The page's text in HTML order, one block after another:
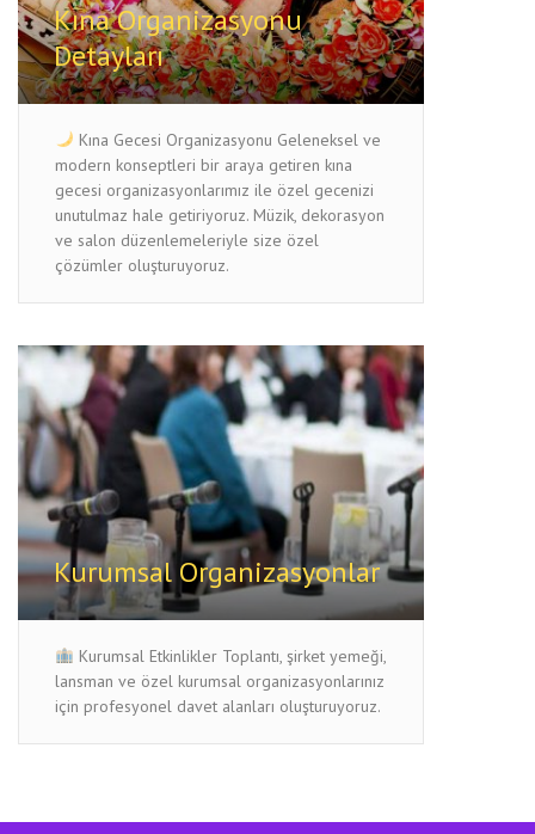
Kına Organizasyonu
Detayları
Kına Gecesi Organizasyonu Geleneksel ve
modern konseptleri bir araya getiren kına
gecesi organizasyonlarımız ile özel gecenizi
unutulmaz hale getiriyoruz. Müzik, dekorasyon
ve salon düzenlemeleriyle size özel
çözümler oluşturuyoruz.
Kurumsal Organizasyonlar
Kurumsal Etkinlikler Toplantı, şirket yemeği,
lansman ve özel kurumsal organizasyonlarınız
için profesyonel davet alanları oluşturuyoruz.